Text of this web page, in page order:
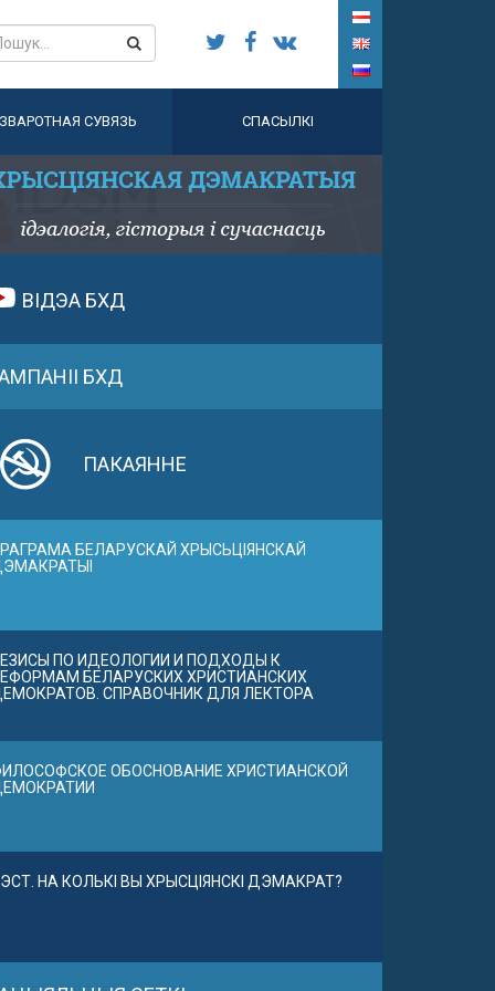
ЗВАРОТНАЯ СУВЯЗЬ СПАСЫЛКІ
ВІДЭА БХД
БХД
ПАКАЯННЕ
БЕЛАРУСКАЙ ХРЫСЬЦІЯНСКАЙ
ПО ИДЕОЛОГИИ И ПОДХОДЫ К
БЕЛАРУСКИХ ХРИСТИАНСКИХ
СПРАВОЧНИК ДЛЯ ЛЕКТОРА
ОБОСНОВАНИЕ ХРИСТИАНСКОЙ
НА КОЛЬКІ ВЫ ХРЫСЦІЯНСКІ ДЭМАКРАТ?